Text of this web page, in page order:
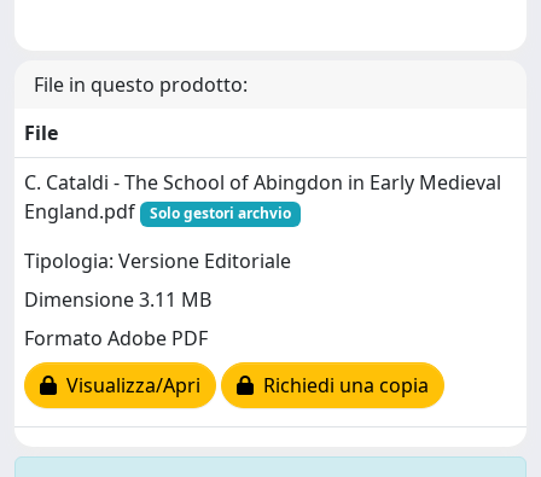
File in questo prodotto:
File
C. Cataldi - The School of Abingdon in Early Medieval
England.pdf
Solo gestori archvio
Tipologia: Versione Editoriale
Dimensione 3.11 MB
Formato Adobe PDF
Visualizza/Apri
Richiedi una copia